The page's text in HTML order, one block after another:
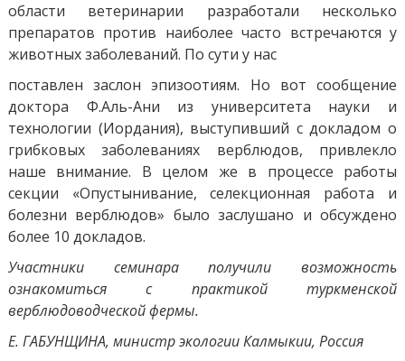
области ветеринарии разработали несколько
препаратов против наиболее часто встречаются у
животных заболеваний. По сути у нас
поставлен заслон эпизоотиям. Но вот сообщение
доктора Ф.Аль-Ани из университета науки и
технологии (Иордания), выступивший с докладом о
грибковых заболеваниях верблюдов, привлекло
наше внимание. В целом же в процессе работы
секции «Опустынивание, селекционная работа и
болезни верблюдов» было заслушано и обсуждено
более 10 докладов.
Участники семинара получили возможность
ознакомиться с практикой туркменской
верблюдоводческой фермы.
Е. ГАБУНЩИНА, министр экологии Калмыкии, Россия